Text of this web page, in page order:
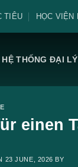
TIÊU HỌC VIỆN
HỆ THỐNG ĐẠI LÝ
einen
23 JUNE, 2026 BY